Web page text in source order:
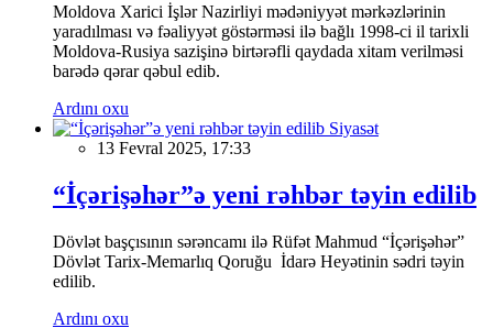
Moldova Xarici İşlər Nazirliyi mədəniyyət mərkəzlərinin
yaradılması və fəaliyyət göstərməsi ilə bağlı 1998-ci il tarixli
Moldova-Rusiya sazişinə birtərəfli qaydada xitam verilməsi
barədə qərar qəbul edib.
Ardını oxu
Siyasət
13 Fevral 2025, 17:33
“İçərişəhər”ə yeni rəhbər təyin edilib
Dövlət başçısının sərəncamı ilə Rüfət Mahmud “İçərişəhər”
Dövlət Tarix-Memarlıq Qoruğu İdarə Heyətinin sədri təyin
edilib.
Ardını oxu